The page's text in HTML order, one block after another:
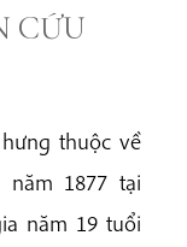
CỨU
thuộc về
1877 tại
năm 19 tuổi